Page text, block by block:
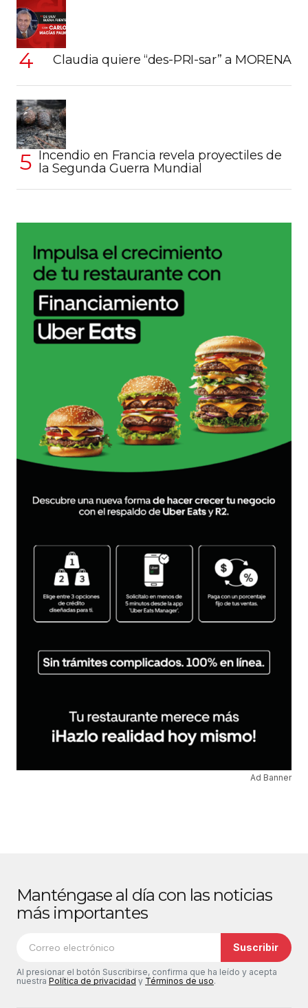
Claudia quiere “des-PRI-sar” a MORENA
Incendio en Francia revela proyectiles de
la Segunda Guerra Mundial
Ad Banner
Manténgase al día con las noticias
más importantes
Suscribir
Al presionar el botón Suscribirse, confirma que ha leído y acepta
nuestra Política de privacidad y Términos de uso.